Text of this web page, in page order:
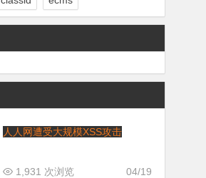
人人网遭受大规模XSS攻击
04/19
1,931 次浏览